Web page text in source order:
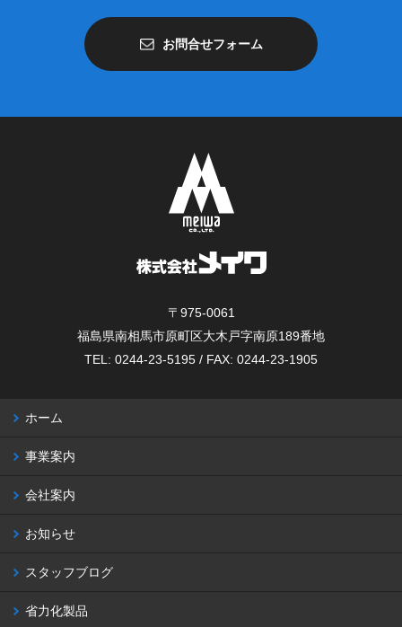
お問合せフォーム
〒975-0061
福島県南相馬市原町区大木戸字南原189番地
TEL: 0244-23-5195 / FAX: 0244-23-1905
ホーム
事業案内
会社案内
お知らせ
スタッフブログ
省力化製品